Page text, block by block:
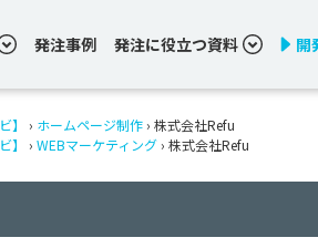
発注事例 発注に役立つ資料 開
】 › ホームページ制作 › 株式会社Refu
】
› WEBマーケティング › 株式会社Refu